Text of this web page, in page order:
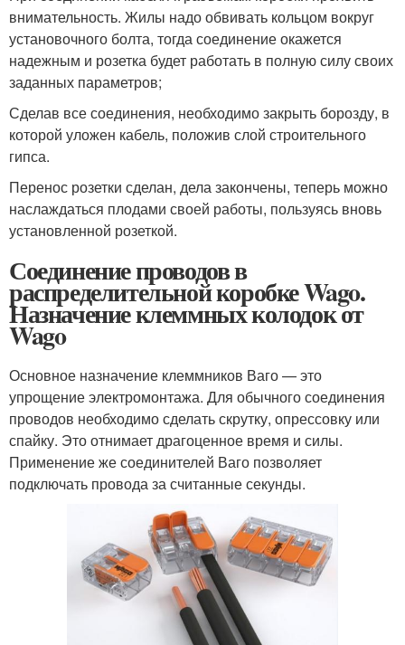
внимательность. Жилы надо обвивать кольцом вокруг
установочного болта, тогда соединение окажется
надежным и розетка будет работать в полную силу своих
заданных параметров;
Сделав все соединения, необходимо закрыть борозду, в
которой уложен кабель, положив слой строительного
гипса.
Перенос розетки сделан, дела закончены, теперь можно
наслаждаться плодами своей работы, пользуясь вновь
установленной розеткой.
Соединение проводов в
распределительной коробке Wago.
Назначение клеммных колодок от
Wago
Основное назначение клеммников Ваго — это
упрощение электромонтажа. Для обычного соединения
проводов необходимо сделать скрутку, опрессовку или
спайку. Это отнимает драгоценное время и силы.
Применение же соединителей Ваго позволяет
подключать провода за считанные секунды.